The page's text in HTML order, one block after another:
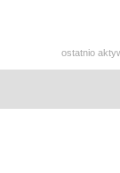
ostatnio